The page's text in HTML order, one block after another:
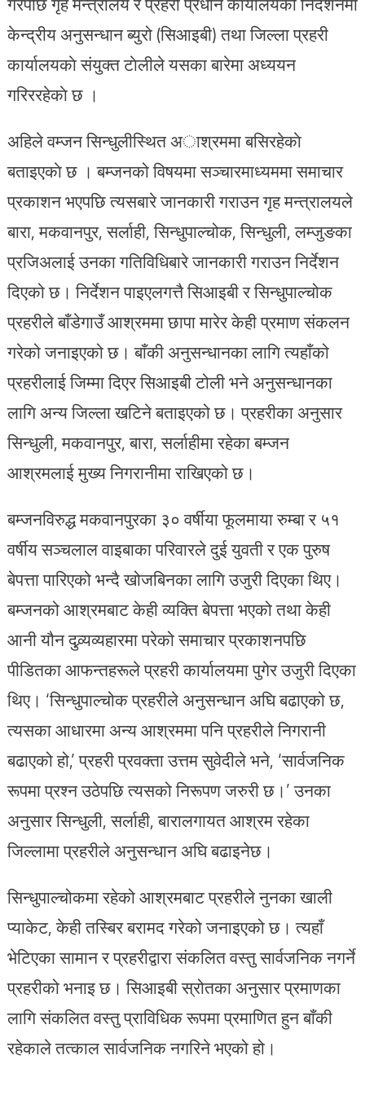
केन्द्रीय अनुसन्धान ब्युरो (सिआइबी) तथा जिल्ला प्रहरी
कार्यालयकाे संयुक्त टाेलीले यसका बारेमा अध्ययन
गरिररहेकाे छ ।
अहिले वम्जन सिन्धुलीस्थित अाश्रममा बसिरहेकाे
बताइएकाे छ । बम्जनको विषयमा सञ्चारमाध्यममा समाचार
प्रकाशन भएपछि त्यसबारे जानकारी गराउन गृह मन्त्रालयले
बारा, मकवानपुर, सर्लाही, सिन्धुपाल्चोक, सिन्धुली, लम्जुङका
प्रजिअलाई उनका गतिविधिबारे जानकारी गराउन निर्देशन
दिएको छ। निर्देशन पाइएलगत्तै सिआइबी र सिन्धुपाल्चोक
प्रहरीले बाँडेगाउँ आश्रममा छापा मारेर केही प्रमाण संकलन
गरेको जनाइएको छ। बाँकी अनुसन्धानका लागि त्यहाँको
प्रहरीलाई जिम्मा दिएर सिआइबी टोली भने अनुसन्धानका
लागि अन्य जिल्ला खटिने बताइएको छ। प्रहरीका अनुसार
सिन्धुली, मकवानपुर, बारा, सर्लाहीमा रहेका बम्जन
आश्रमलाई मुख्य निगरानीमा राखिएको छ।
बम्जनविरुद्ध मकवानपुरका ३० वर्षीया फूलमाया रुम्बा र ५१
वर्षीय सञ्चलाल वाइबाका परिवारले दुई युवती र एक पुरुष
बेपत्ता पारिएको भन्दै खोजबिनका लागि उजुरी दिएका थिए।
बम्जनको आश्रमबाट केही व्यक्ति बेपत्ता भएको तथा केही
आनी यौन दुव्र्यव्यहारमा परेको समाचार प्रकाशनपछि
पीडितका आफन्तहरूले प्रहरी कार्यालयमा पुगेर उजुरी दिएका
थिए। ‘सिन्धुपाल्चोक प्रहरीले अनुसन्धान अघि बढाएको छ,
त्यसका आधारमा अन्य आश्रममा पनि प्रहरीले निगरानी
बढाएको हो,’ प्रहरी प्रवक्ता उत्तम सुवेदीले भने, ‘सार्वजनिक
रूपमा प्रश्न उठेपछि त्यसको निरूपण जरुरी छ।’ उनका
अनुसार सिन्धुली, सर्लाही, बारालगायत आश्रम रहेका
जिल्लामा प्रहरीले अनुसन्धान अघि बढाइनेछ।
सिन्धुपाल्चोकमा रहेको आश्रमबाट प्रहरीले नुनका खाली
प्याकेट, केही तस्बिर बरामद गरेको जनाइएको छ। त्यहाँ
भेटिएका सामान र प्रहरीद्वारा संकलित वस्तु सार्वजनिक नगर्ने
प्रहरीको भनाइ छ। सिआइबी स्रोतका अनुसार प्रमाणका
लागि संकलित वस्तु प्राविधिक रूपमा प्रमाणित हुन बाँकी
रहेकाले तत्काल सार्वजनिक नगरिने भएको हो।